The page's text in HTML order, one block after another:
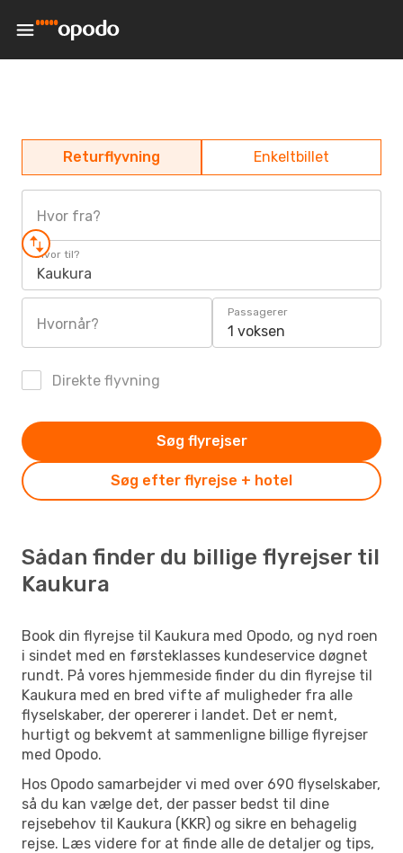
Returflyvning Enkeltbillet
Hvor fra?
Hvor til?
Kaukura
Hvornår?
Passagerer
1 voksen
Direkte flyvning
Søg efter flyrejse + hotel
Søg flyrejser
Sådan finder du billige flyrejser til
Kaukura
Book din flyrejse til Kaukura med Opodo, og nyd roen
i sindet med en førsteklasses kundeservice døgnet
rundt. På vores hjemmeside finder du din flyrejse til
Kaukura med en bred vifte af muligheder fra alle
flyselskaber, der opererer i landet. Det er nemt,
hurtigt og bekvemt at sammenligne billige flyrejser
med Opodo.
Hos Opodo samarbejder vi med over 690 flyselskaber,
så du kan vælge det, der passer bedst til dine
rejsebehov til Kaukura (KKR) og sikre en behagelig
rejse. Læs videre for at finde alle de detaljer og tips,